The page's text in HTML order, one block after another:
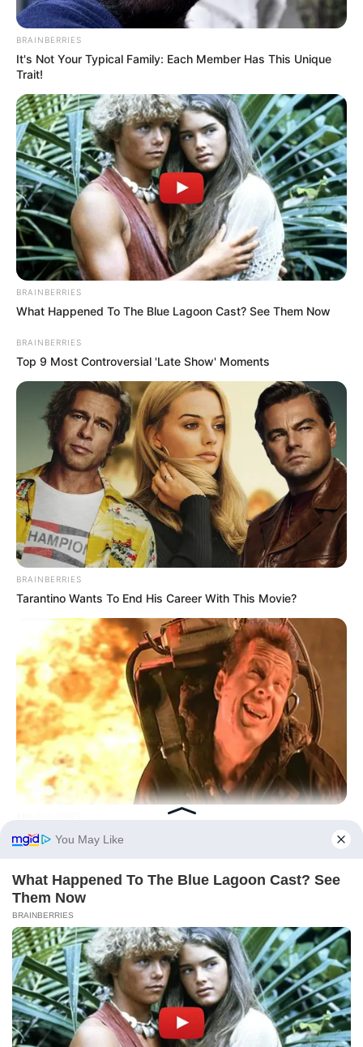
BRAINBERRIES
It's Not Your Typical Family: Each Member Has This Unique
Trait!
BRAINBERRIES
What Happened To The Blue Lagoon Cast? See Them Now
BRAINBERRIES
Top 9 Most Controversial 'Late Show' Moments
BRAINBERRIES
Tarantino Wants To End His Career With This Movie?
6 Best 90’s Action Movies From Your Childhood